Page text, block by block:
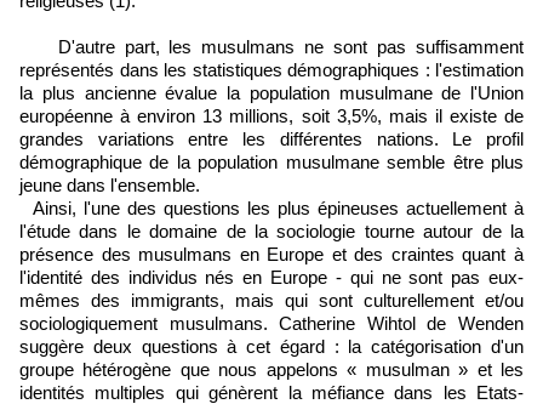
D'autre part, les musulmans ne sont pas suffisamment
représentés dans les statistiques démographiques : l'estimation
la plus ancienne évalue la population musulmane de l'Union
européenne à environ 13 millions, soit 3,5%, mais il existe de
grandes variations entre les différentes nations. Le profil
démographique de la population musulmane semble être plus
jeune dans l'ensemble.
Ainsi, l'une des questions les plus épineuses actuellement à
l'étude dans le domaine de la sociologie tourne autour de la
présence des musulmans en Europe et des craintes quant à
l'identité des individus nés en Europe - qui ne sont pas eux-
mêmes des immigrants, mais qui sont culturellement et/ou
sociologiquement musulmans. Catherine Wihtol de Wenden
suggère deux questions à cet égard : la catégorisation d'un
groupe hétérogène que nous appelons « musulman » et les
identités multiples qui génèrent la méfiance dans les Etats-